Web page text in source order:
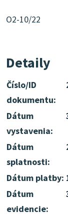
O2-10/22
Detaily
Číslo/ID
dokumentu:
Dátum
vystavenia:
Dátum
splatnosti:
Dátum platby:
Dátum
evidencie: